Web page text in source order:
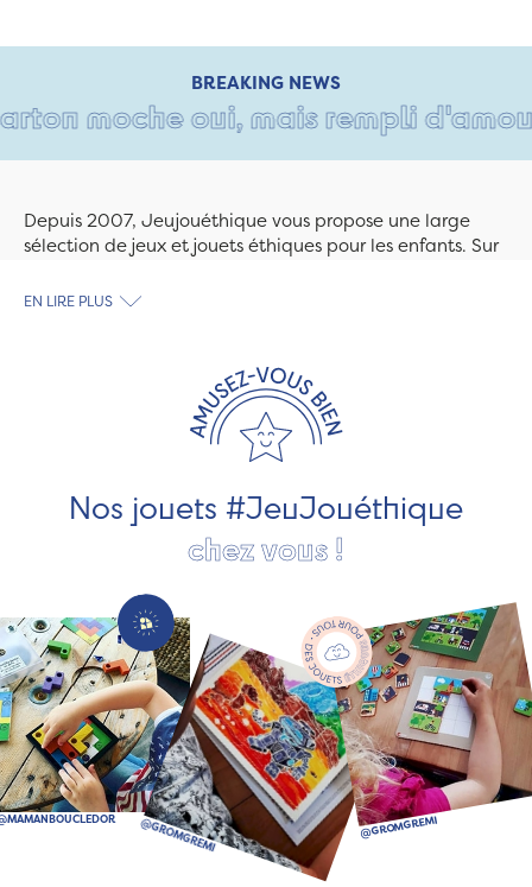
BREAKING NEWS
moche oui, mais rempli d'amour
Depuis 2007, Jeujouéthique vous propose une large
sélection de jeux et jouets éthiques pour les enfants. Sur
découvrez le plus grand choix de jouets en bois
les jeux et jouets en bois de qualité et engagés dans le
développement durable. Ils nous fabriquent des jouets
pour les jeunes enfants, des jeux d'éveil, des jeux de
société, des jouets d'imitation, des jeux de plein air, ... et
EN LIRE PLUS
Nos jouets #JeuJouéthique
chez vous !